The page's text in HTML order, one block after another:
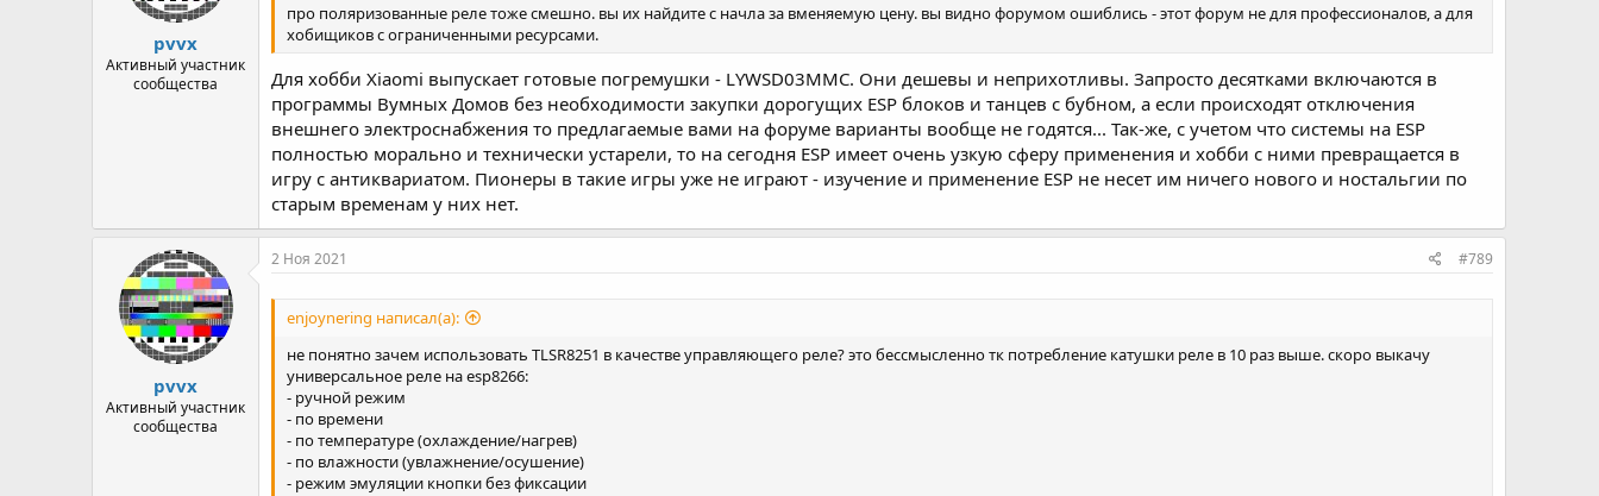
pvvx
Активный участник
сообщества
про поляризованные реле тоже смешно. вы их найдите с начла за вменяемую цену. вы видно форумом ошиблись - этот форум не для профессионалов, а для
хобищиков с ограниченными ресурсами.
Для хобби Xiaomi выпускает готовые погремушки - LYWSD03MMC. Они дешевы и неприхотливы. Запросто десятками включаются в
программы Вумных Домов без необходимости закупки дорогущих ESP блоков и танцев с бубном, а если происходят отключения
внешнего электроснабжения то предлагаемые вами на форуме варианты вообще не годятся... Так-же, c учетом что системы на ESP
полностью морально и технически устарели, то на сегодня ESP имеет очень узкую сферу применения и хобби с ними превращается в
игру с антиквариатом. Пионеры в такие игры уже не играют - изучение и применение ESP не несет им ничего нового и ностальгии по
старым временам у них нет.
pvvx
Активный участник
сообщества
2 Ноя 2021 #789
enjoynering написал(а):
не понятно зачем использовать TLSR8251 в качестве управляющего реле? это бессмысленно тк потребление катушки реле в 10 раз выше. скоро выкачу
универсальное реле на esp8266:
- ручной режим
- по времени
- по температуре (охлаждение/нагрев)
- по влажности (увлажнение/осушение)
- режим эмуляции кнопки без фиксации